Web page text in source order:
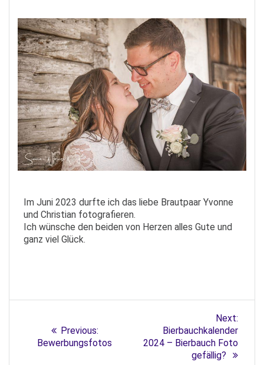
Im Juni 2023 durfte ich das liebe Brautpaar Yvonne
und Christian fotografieren.
Ich wünsche den beiden von Herzen alles Gute und
ganz viel Glück.
Previous:
Bewerbungsfotos
Next:
Bierbauchkalender
2024 – Bierbauch Foto
gefällig?